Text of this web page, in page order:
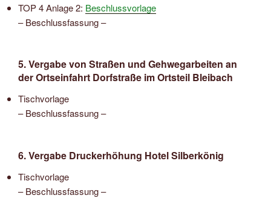
TOP 4 Anlage 2: Beschlussvorlage
– Beschlussfassung –
5. Vergabe von Straßen und Gehwegarbeiten an
der Ortseinfahrt Dorfstraße im Ortsteil Bleibach
Tischvorlage
– Beschlussfassung –
6. Vergabe Druckerhöhung Hotel Silberkönig
Tischvorlage
– Beschlussfassung –